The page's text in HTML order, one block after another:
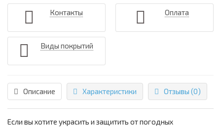
Контакты Оплата
Виды покрытий
Описание Характеристики Отзывы (0)
Если вы хотите украсить и защитить от погодных